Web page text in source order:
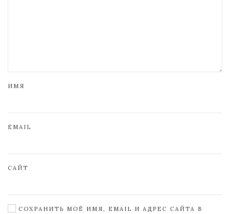
ИМЯ
EMAIL
САЙТ
СОХРАНИТЬ МОЁ ИМЯ, EMAIL И АДРЕС САЙТА В